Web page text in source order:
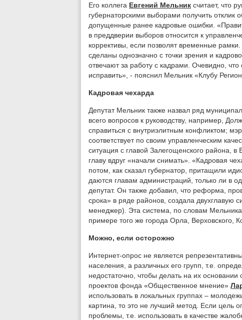
Его коллега Евгений Мельник считает, что
губернаторскими выборами получить отклик
допущенные ранее кадровые ошибки.
в преддверии выборов относится к
коррективы, если позволят временные
сделаны однозначно с точки зрения и
отвечают за работу с кадрами. Очевидно,
исправить», - пояснил Мельник «Клубу
Кадровая чехарда
Депутат Мельник также назвал ряд
всего вопросов к руководству, например,
справиться с внутриэлитным конфликтом;
соответствует по своим управленческим
ситуация с главой Залегощенского района,
главу вдруг «начали снимать». «Кадровая
потом, как сказал губернатор, притащили
даются главам администраций, только ли в
депутат. Он также добавил, что реформа,
срока» в ряде районов, создала двухглавую
менеджер). Эта система, по словам
примере того же города Орла, Верховского,
Можно, если осторожно
Интернет-опрос не является
населения, а различных его групп, т.е.
недостаточно, чтобы делать на их
проектов фонда «Общественное мнение»
использовать в локальных группах –
картина, то это не лучший метод. Если цель
проблемы, т.е. использовать в качестве